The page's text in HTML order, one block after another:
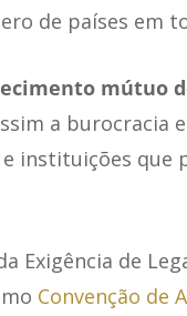
de países em
mútuo
a burocracia
instituições que
Exigência de
Convenção de